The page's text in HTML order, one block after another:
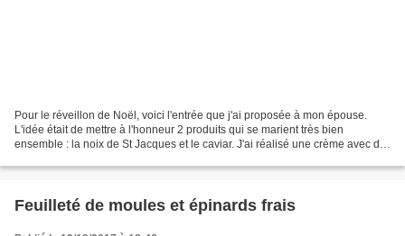
Pour le réveillon de Noël, voici l'entrée que j'ai proposée à mon épouse.
L'idée était de mettre à l'honneur 2 produits qui se marient très bien
ensemble : la noix de St Jacques et le caviar. J'ai réalisé une crème avec de
Feuilleté de moules et épinards frais